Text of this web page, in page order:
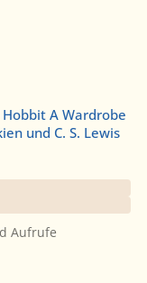
A Wardrobe
und C. S. Lewis
Aufrufe